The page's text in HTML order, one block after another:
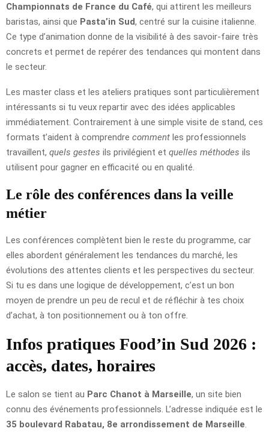
Championnats de France du Café, qui attirent les meilleurs
baristas, ainsi que Pasta’in Sud, centré sur la cuisine italienne.
Ce type d’animation donne de la visibilité à des savoir-faire très
concrets et permet de repérer des tendances qui montent dans
le secteur.
Les master class et les ateliers pratiques sont particulièrement
intéressants si tu veux repartir avec des idées applicables
immédiatement. Contrairement à une simple visite de stand, ces
formats t’aident à comprendre comment les professionnels
travaillent, quels gestes ils privilégient et quelles méthodes ils
utilisent pour gagner en efficacité ou en qualité.
Le rôle des conférences dans la veille
métier
Les conférences complètent bien le reste du programme, car
elles abordent généralement les tendances du marché, les
évolutions des attentes clients et les perspectives du secteur.
Si tu es dans une logique de développement, c’est un bon
moyen de prendre un peu de recul et de réfléchir à tes choix
d’achat, à ton positionnement ou à ton offre.
Infos pratiques Food’in Sud 2026 :
accès, dates, horaires
Le salon se tient au Parc Chanot à Marseille, un site bien
connu des événements professionnels. L’adresse indiquée est le
35 boulevard Rabatau, 8e arrondissement de Marseille